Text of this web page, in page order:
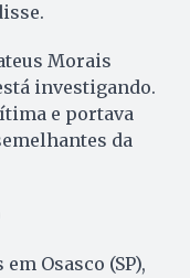
Morais
investigando.
e portava
da
Osasco (SP),